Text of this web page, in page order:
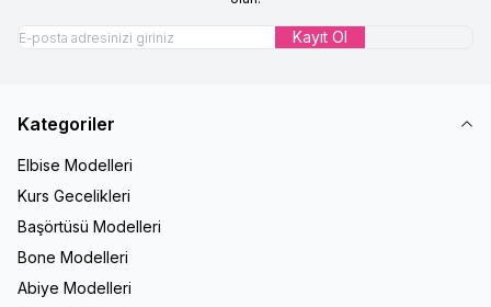
Kayıt Ol
Kategoriler
Elbise Modelleri
Kurs Gecelikleri
Başörtüsü Modelleri
Bone Modelleri
Abiye Modelleri